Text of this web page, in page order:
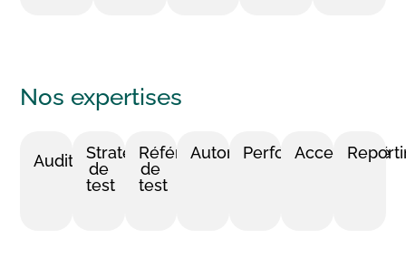
Nos expertises
Audit
Stratégie
de
test
Référentiel
de
test
Automatisation
PerformanceAccessibilité